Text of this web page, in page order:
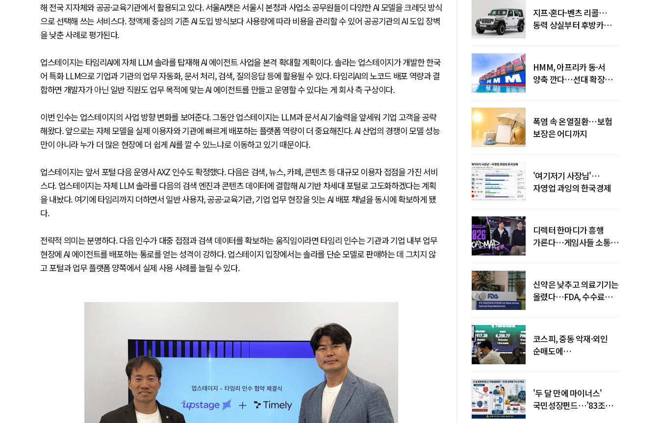
해 전국 지자체와 공공·교육기관에서 활용되고 있다. 서울AI챗은 서울시 본청과 사업소 공무원들이 다양한 AI 모델을 크레딧 방식
으로 선택해 쓰는 서비스다. 정액제 중심의 기존 AI 도입 방식보다 사용량에 따라 비용을 관리할 수 있어 공공기관의 AI 도입 장벽
을 낮춘 사례로 평가된다.
업스테이지는 타임리AI에 자체 LLM 솔라를 탑재해 AI 에이전트 사업을 본격 확대할 계획이다. 솔라는 업스테이지가 개발한 한국
어 특화 LLM으로 기업과 기관의 업무 자동화, 문서 처리, 검색, 질의응답 등에 활용될 수 있다. 타임리AI의 노코드 배포 역량과 결
합하면 개발자가 아닌 일반 직원도 업무 목적에 맞는 AI 에이전트를 만들고 운영할 수 있다는 게 회사 측 구상이다.
이번 인수는 업스테이지의 사업 방향 변화를 보여준다. 그동안 업스테이지는 LLM과 문서 AI 기술력을 앞세워 기업 고객을 공략
해왔다. 앞으로는 자체 모델을 실제 이용자와 기관에 빠르게 배포하는 플랫폼 역량이 더 중요해진다. AI 산업의 경쟁이 모델 성능
만이 아니라 누가 더 많은 현장에 더 쉽게 AI를 깔 수 있느냐로 이동하고 있기 때문이다.
업스테이지는 앞서 포털 다음 운영사 AXZ 인수도 확정했다. 다음은 검색, 뉴스, 카페, 콘텐츠 등 대규모 이용자 접점을 가진 서비
스다. 업스테이지는 자체 LLM 솔라를 다음의 검색 엔진과 콘텐츠 데이터에 결합해 AI 기반 차세대 포털로 고도화하겠다는 계획
을 내놨다. 여기에 타임리까지 더하면서 일반 사용자, 공공·교육기관, 기업 업무 현장을 잇는 AI 배포 채널을 동시에 확보하게 됐
다.
전략적 의미는 분명하다. 다음 인수가 대중 접점과 검색 데이터를 확보하는 움직임이라면 타임리 인수는 기관과 기업 내부 업무
현장에 AI 에이전트를 배포하는 통로를 얻는 성격이 강하다. 업스테이지 입장에서는 솔라를 단순 모델로 판매하는 데 그치지 않
고 포털과 업무 플랫폼 양쪽에서 실제 사용 사례를 늘릴 수 있다.
지프·혼다·벤츠 리콜…
동력 상실부터 후방카메라
HMM, 아프리카 동·서
양축 깐다…선대 확장
폭염 속 온열질환…보험
보장은 어디까지
'여기저기 사장님'…
자영업 과잉의 한국경제
디렉터 한마디가 흥행
가른다…게임사들 소통
신약은 낮추고 의료기기는
올렸다…FDA, 수수료
코스피, 중동 악재·외인
순매도에
'두 달 만에 마이너스'
국민성장펀드…'83조